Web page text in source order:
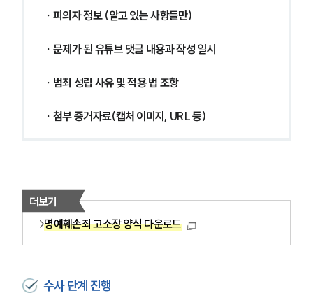
∙ 피의자 정보 (알고 있는 사항들만)
∙ 문제가 된 유튜브 댓글 내용과 작성 일시
∙ 범죄 성립 사유 및 적용 법 조항
∙ 첨부 증거자료(캡처 이미지, URL 등)
더보기
명예훼손죄 고소장 양식 다운로드
수사 단계 진행